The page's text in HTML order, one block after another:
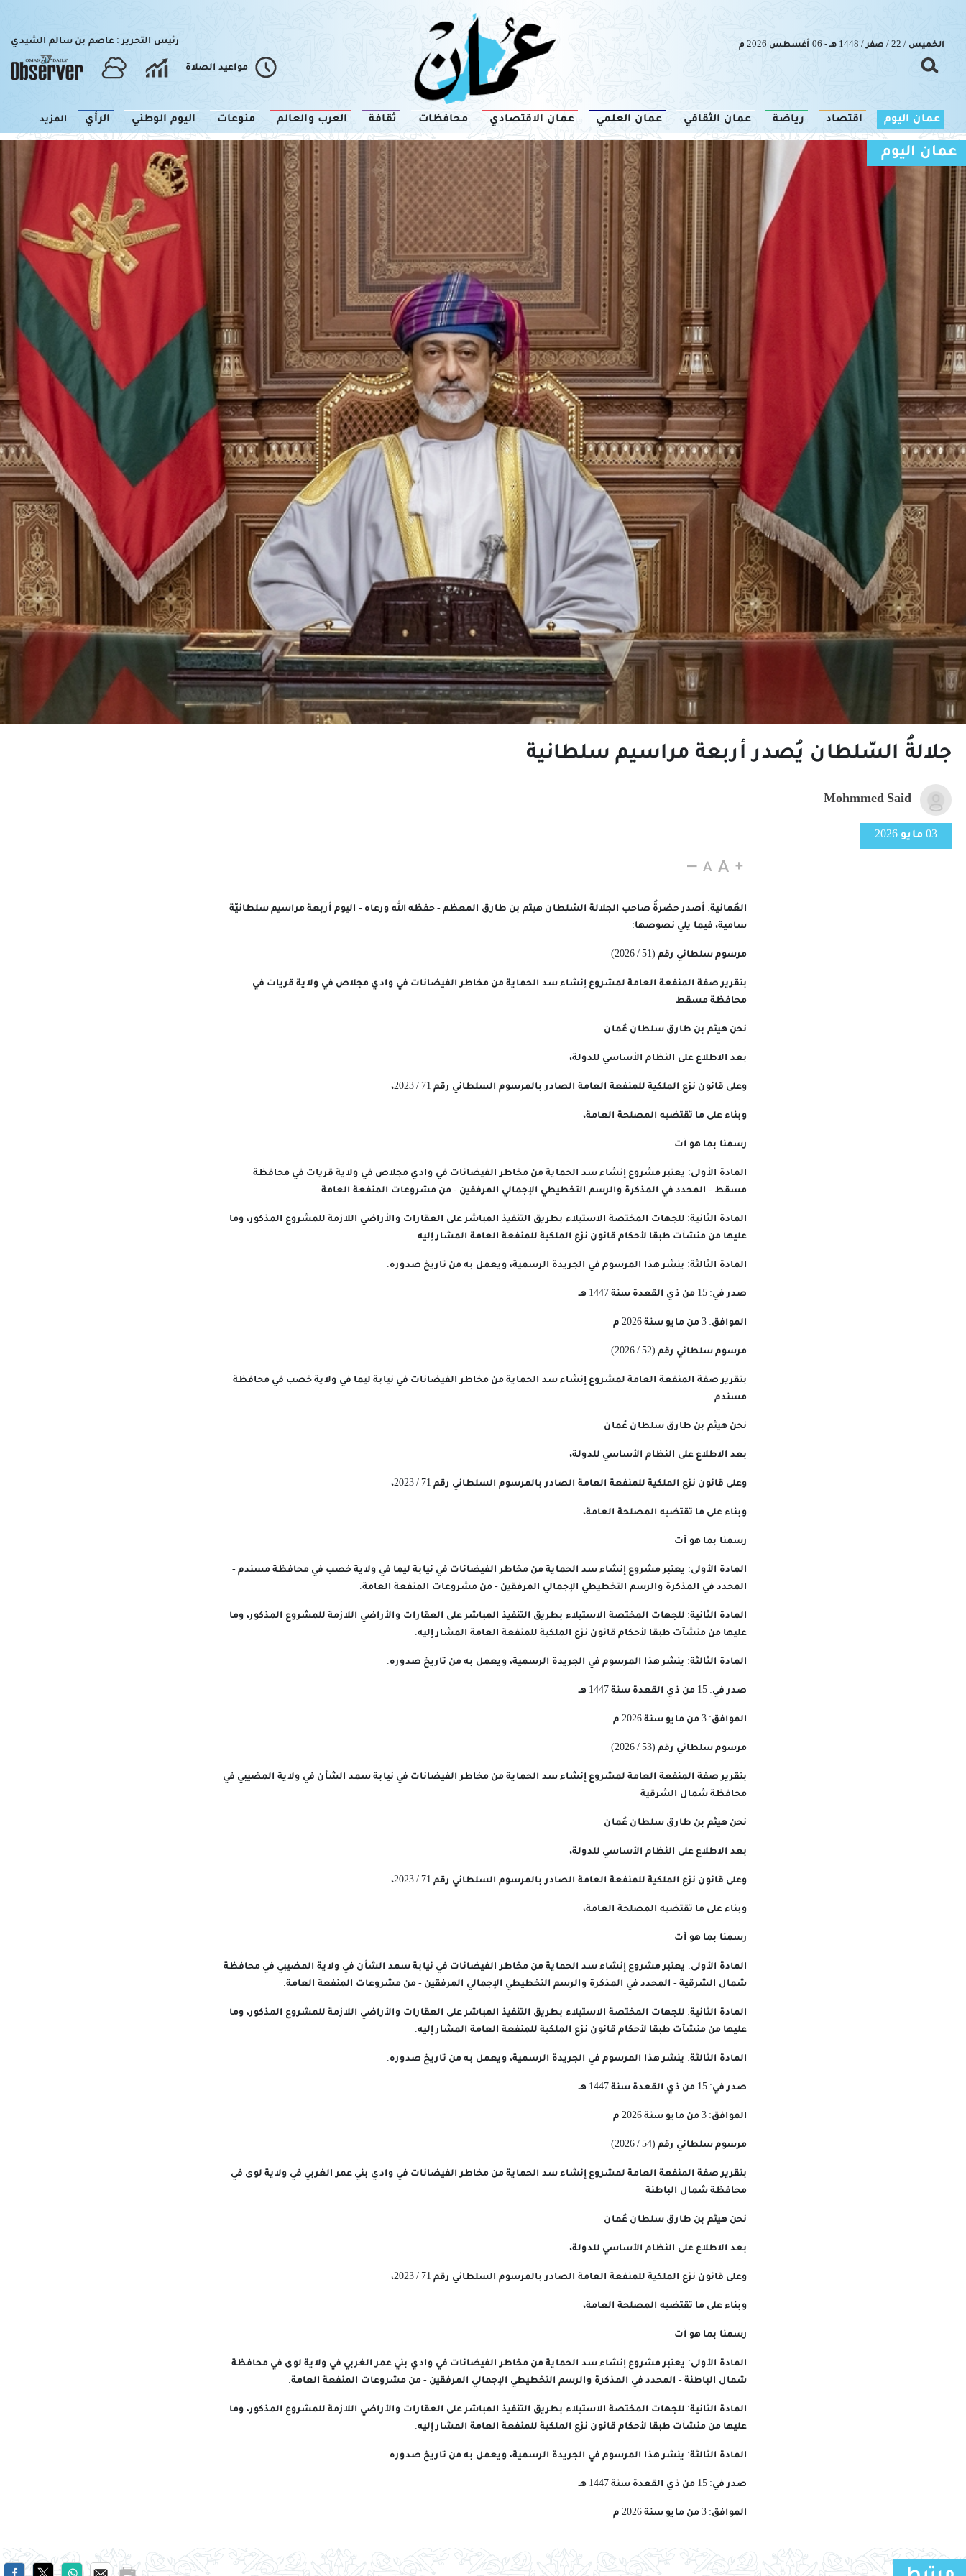
الخميس / 22 / صفر / 1448 هـ - 06 أغسطس 2026 م رئيس التحرير : عاصم بن سالم الشيدي
مواعيد الصلاة
عمان اليوم اقتصاد رياضة عمان الثقافي عمان العلمي عمان الاقتصادي محافظات ثقافة العرب والعالم منوعات اليوم الوطني الرأي المزيد
عمان اليوم
جلالةُ السّلطان يُصدر أربعة مراسيم سلطانية
Mohmmed Said
03 مايو 2026
العُمانية: أصدر حضرةُ صاحب الجلالة السّلطان هيثم بن طارق المعظم - حفظه الله ورعاه - اليوم أربعة مراسيم سلطانيّة
سامية، فيما يلي نصوصها:
مرسوم سلطاني رقم (51 / 2026)
بتقرير صفة المنفعة العامة لمشروع إنشاء سد الحماية من مخاطر الفيضانات في وادي مجلاص في ولاية قريات في
محافظة مسقط
نحن هيثم بن طارق سلطان عُمان
بعد الاطلاع على النظام الأساسي للدولة،
وعلى قانون نزع الملكية للمنفعة العامة الصادر بالمرسوم السلطاني رقم 71 / 2023،
وبناء على ما تقتضيه المصلحة العامة،
رسمنا بما هو آت
المادة الأولى: يعتبر مشروع إنشاء سد الحماية من مخاطر الفيضانات في وادي مجلاص في ولاية قريات في محافظة
مسقط - المحدد في المذكرة والرسم التخطيطي الإجمالي المرفقين - من مشروعات المنفعة العامة.
المادة الثانية: للجهات المختصة الاستيلاء بطريق التنفيذ المباشر على العقارات والأراضي اللازمة للمشروع المذكور، وما
عليها من منشآت طبقا لأحكام قانون نزع الملكية للمنفعة العامة المشار إليه.
المادة الثالثة: ينشر هذا المرسوم في الجريدة الرسمية، ويعمل به من تاريخ صدوره.
صدر في: 15 من ذي القعدة سنة 1447 هـ
الموافق: 3 من مايو سنة 2026 م
مرسوم سلطاني رقم (52 / 2026)
بتقرير صفة المنفعة العامة لمشروع إنشاء سد الحماية من مخاطر الفيضانات في نيابة ليما في ولاية خصب في محافظة
مسندم
نحن هيثم بن طارق سلطان عُمان
بعد الاطلاع على النظام الأساسي للدولة،
وعلى قانون نزع الملكية للمنفعة العامة الصادر بالمرسوم السلطاني رقم 71 / 2023،
وبناء على ما تقتضيه المصلحة العامة،
رسمنا بما هو آت
المادة الأولى: يعتبر مشروع إنشاء سد الحماية من مخاطر الفيضانات في نيابة ليما في ولاية خصب في محافظة مسندم -
المحدد في المذكرة والرسم التخطيطي الإجمالي المرفقين - من مشروعات المنفعة العامة.
المادة الثانية: للجهات المختصة الاستيلاء بطريق التنفيذ المباشر على العقارات والأراضي اللازمة للمشروع المذكور، وما
عليها من منشآت طبقا لأحكام قانون نزع الملكية للمنفعة العامة المشار إليه.
المادة الثالثة: ينشر هذا المرسوم في الجريدة الرسمية، ويعمل به من تاريخ صدوره.
صدر في: 15 من ذي القعدة سنة 1447 هـ
الموافق: 3 من مايو سنة 2026 م
مرسوم سلطاني رقم (53 / 2026)
بتقرير صفة المنفعة العامة لمشروع إنشاء سد الحماية من مخاطر الفيضانات في نيابة سمد الشأن في ولاية المضيبي في
محافظة شمال الشرقية
نحن هيثم بن طارق سلطان عُمان
بعد الاطلاع على النظام الأساسي للدولة،
وعلى قانون نزع الملكية للمنفعة العامة الصادر بالمرسوم السلطاني رقم 71 / 2023،
وبناء على ما تقتضيه المصلحة العامة،
رسمنا بما هو آت
المادة الأولى: يعتبر مشروع إنشاء سد الحماية من مخاطر الفيضانات في نيابة سمد الشأن في ولاية المضيبي في محافظة
شمال الشرقية - المحدد في المذكرة والرسم التخطيطي الإجمالي المرفقين - من مشروعات المنفعة العامة.
المادة الثانية: للجهات المختصة الاستيلاء بطريق التنفيذ المباشر على العقارات والأراضي اللازمة للمشروع المذكور، وما
عليها من منشآت طبقا لأحكام قانون نزع الملكية للمنفعة العامة المشار إليه.
المادة الثالثة: ينشر هذا المرسوم في الجريدة الرسمية، ويعمل به من تاريخ صدوره.
صدر في: 15 من ذي القعدة سنة 1447 هـ
الموافق: 3 من مايو سنة 2026 م
مرسوم سلطاني رقم (54 / 2026)
بتقرير صفة المنفعة العامة لمشروع إنشاء سد الحماية من مخاطر الفيضانات في وادي بني عمر الغربي في ولاية لوى في
محافظة شمال الباطنة
نحن هيثم بن طارق سلطان عُمان
بعد الاطلاع على النظام الأساسي للدولة،
وعلى قانون نزع الملكية للمنفعة العامة الصادر بالمرسوم السلطاني رقم 71 / 2023،
وبناء على ما تقتضيه المصلحة العامة،
رسمنا بما هو آت
المادة الأولى: يعتبر مشروع إنشاء سد الحماية من مخاطر الفيضانات في وادي بني عمر الغربي في ولاية لوى في محافظة
شمال الباطنة - المحدد في المذكرة والرسم التخطيطي الإجمالي المرفقين - من مشروعات المنفعة العامة.
المادة الثانية: للجهات المختصة الاستيلاء بطريق التنفيذ المباشر على العقارات والأراضي اللازمة للمشروع المذكور، وما
عليها من منشآت طبقا لأحكام قانون نزع الملكية للمنفعة العامة المشار إليه.
المادة الثالثة: ينشر هذا المرسوم في الجريدة الرسمية، ويعمل به من تاريخ صدوره.
صدر في: 15 من ذي القعدة سنة 1447 هـ
الموافق: 3 من مايو سنة 2026 م